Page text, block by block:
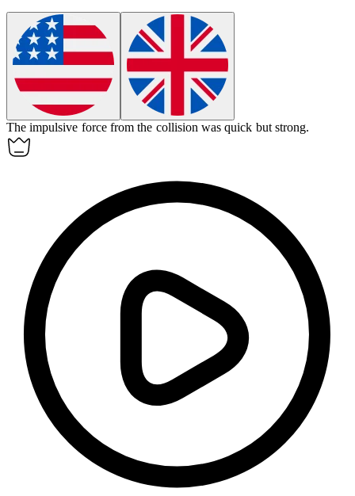
Theimpulsive force from the collision was quick but strong.